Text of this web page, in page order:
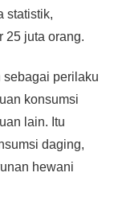
statistik,
25 juta orang.
sebagai perilaku
konsumsi
lain. Itu
daging,
hewani